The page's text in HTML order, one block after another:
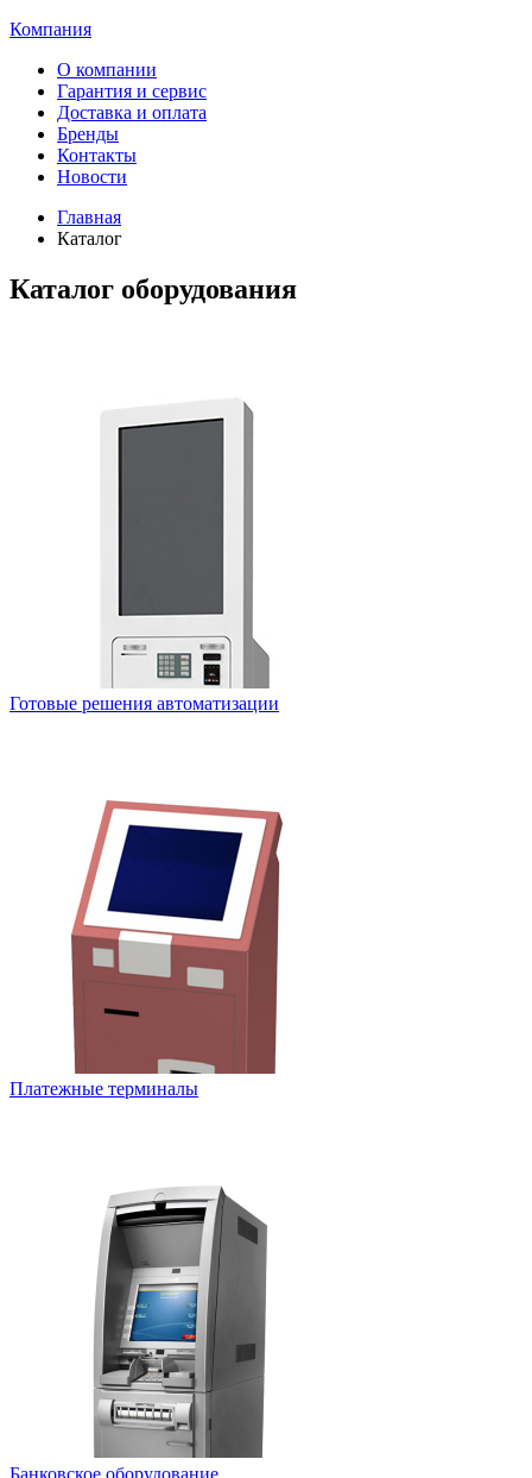
Компания
О компании
Гарантия и сервис
Доставка и оплата
Бренды
Контакты
Новости
Главная
Каталог
Каталог оборудования
Готовые решения автоматизации
Платежные терминалы
Банковское оборудование